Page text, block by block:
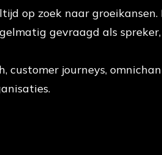
op zoek naar groeikansen.
gevraagd als
customer journeys,